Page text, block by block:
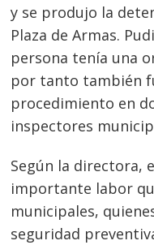
y se produjo la
Plaza de Armas.
persona tenía una
por tanto también
procedimiento en
inspectores
Según la directora,
importante labor
municipales,
seguridad
Navegación
de
entradas